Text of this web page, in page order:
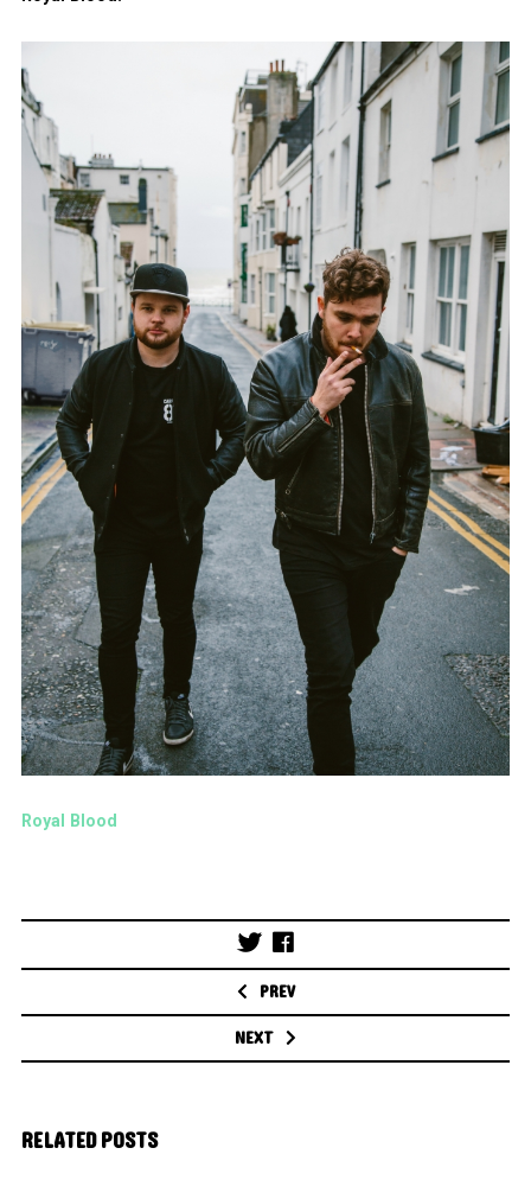
Royal Blood
Post
navigation
PREV
NEXT
RELATED POSTS